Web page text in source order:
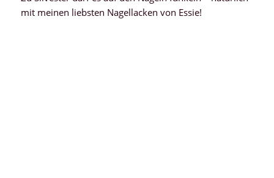
mit meinen liebsten Nagellacken von Essie!